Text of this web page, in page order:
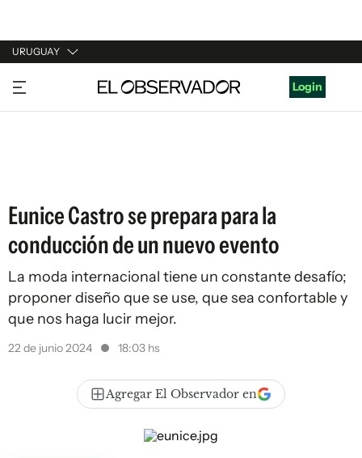
URUGUAY
URUGUAY
ARGENTINA
Login
Eunice Castro se prepara para la
conducción de un nuevo evento
La moda internacional tiene un constante desafío;
proponer diseño que se use, que sea confortable y
que nos haga lucir mejor.
22 de junio 2024 18:03 hs
Agregar El Observador en